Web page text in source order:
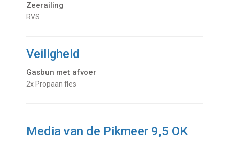
Zeerailing
RVS
Veiligheid
Gasbun met afvoer
2x Propaan fles
Media van de Pikmeer 9,5 OK